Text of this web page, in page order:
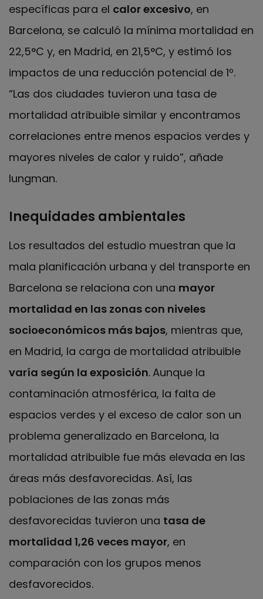
específicas para el calor excesivo, en
Barcelona, se calculó la mínima mortalidad en
22,5°C y, en Madrid, en 21,5°C, y estimó los
impactos de una reducción potencial de 1º.
“Las dos ciudades tuvieron una tasa de
mortalidad atribuible similar y encontramos
correlaciones entre menos espacios verdes y
mayores niveles de calor y ruido”, añade
Iungman.
Inequidades ambientales
Los resultados del estudio muestran que la
mala planificación urbana y del transporte en
Barcelona se relaciona con una mayor
mortalidad en las zonas con niveles
socioeconómicos más bajos, mientras que,
en Madrid, la carga de mortalidad atribuible
varía según la exposición.Aunque la
contaminación atmosférica, la falta de
espacios verdes y el exceso de calor son un
problema generalizado en Barcelona, la
mortalidad atribuible fue más elevada en las
áreas más desfavorecidas. Así, las
poblaciones de las zonas más
desfavorecidas tuvieron una tasa de
mortalidad 1,26 veces mayor, en
comparación con los grupos menos
desfavorecidos.